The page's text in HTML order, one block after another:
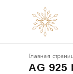
Главная
AG